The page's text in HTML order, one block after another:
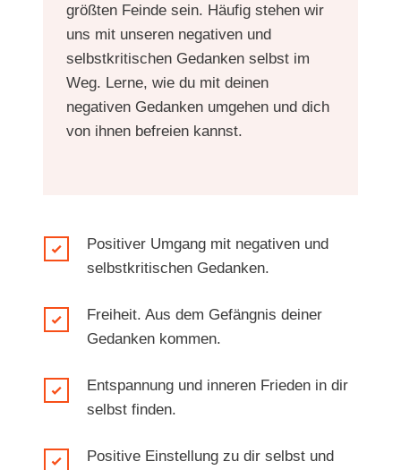
größten Feinde sein. Häufig stehen wir
uns mit unseren negativen und
selbstkritischen Gedanken selbst im
Weg. Lerne, wie du mit deinen
negativen Gedanken umgehen und dich
von ihnen befreien kannst.
Positiver Umgang mit negativen und
selbstkritischen Gedanken.
Freiheit. Aus dem Gefängnis deiner
Gedanken kommen.
Entspannung und inneren Frieden in dir
selbst finden.
Positive Einstellung zu dir selbst und